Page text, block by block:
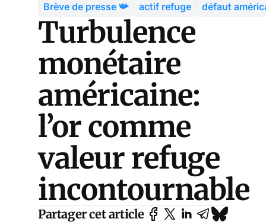
Brève de presse 📯 actif refuge défaut
Turbulence
monétaire
américaine:
l’or comme
valeur refuge
incontournable
Partager cet article